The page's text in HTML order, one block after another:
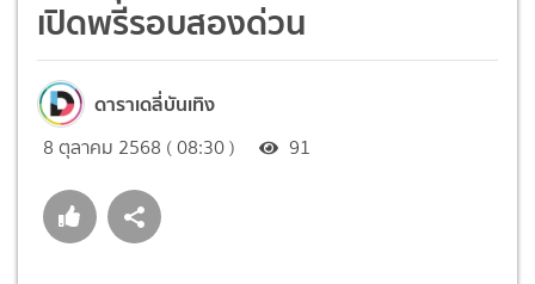
เปิดพรีรอบสองด่วน
ดาราเดลี่บันเทิง
8 ตุลาคม 2568 ( 08:30 ) 91